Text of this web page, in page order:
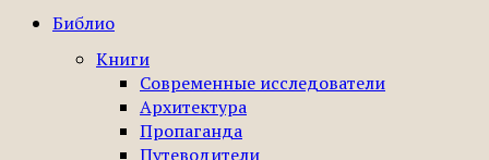
Библио
Книги
Современные исследователи
Архитектура
Пропаганда
Путеводители